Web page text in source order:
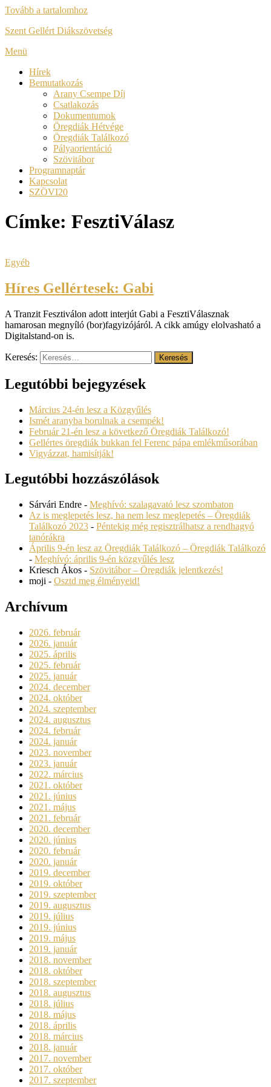
Tovább a tartalomhoz
Szent Gellért Diákszövetség
Menü
Hírek
Bemutatkozás
Arany Csempe Díj
Csatlakozás
Dokumentumok
Öregdiák Hétvége
Öregdiák Találkozó
Pályaorientáció
Szövitábor
Programnaptár
Kapcsolat
SZÖVI20
Címke: FesztiVálasz
Egyéb
Híres Gellértesek: Gabi
A Tranzit Fesztiválon adott interjút Gabi a FesztiVálasznak
hamarosan megnyíló (bor)fagyizójáról. A cikk amúgy elolvasható a
Digitalstand-on is.
Keresés:
Legutóbbi bejegyzések
Március 24-én lesz a Közgyűlés
Ismét aranyba borulnak a csempék!
Február 21-én lesz a következő Öregdiák Találkozó!
Gellértes öregdiák bukkan fel Ferenc pápa emlékműsorában
Vigyázzat, hamisítják!
Legutóbbi hozzászólások
Sárvári Endre - Meghívó: szalagavató lesz szombaton
Az is meglepetés lesz, ha nem lesz meglepetés – Öregdiák
Találkozó 2023 - Péntekig még regisztrálhatsz a rendhagyó
tanórákra
Április 9-én lesz az Öregdiák Találkozó – Öregdiák Találkozó
- Meghívó: április 9-én közgyűlés lesz
Kriesch Ákos - Szövitábor – Öregdiák jelentkezés!
moji - Osztd meg élményeid!
Archívum
2026. február
2026. január
2025. április
2025. február
2025. január
2024. december
2024. október
2024. szeptember
2024. augusztus
2024. február
2024. január
2023. november
2023. január
2022. március
2021. október
2021. június
2021. május
2021. február
2020. december
2020. június
2020. február
2020. január
2019. december
2019. október
2019. szeptember
2019. augusztus
2019. július
2019. június
2019. május
2019. január
2018. november
2018. október
2018. szeptember
2018. augusztus
2018. július
2018. május
2018. április
2018. március
2018. január
2017. november
2017. október
2017. szeptember